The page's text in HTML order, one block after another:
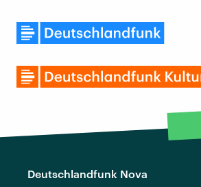
Deutschlandfunk Nova